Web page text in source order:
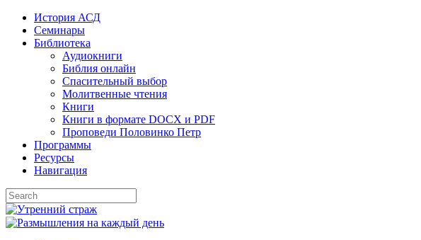
Skip
content
История АСД
Семинары
Библиотека
Аудиокниги
Библия онлайн
Спасительный выбор
Молитвенные чтения
Книги
Книги в формате DOCX и PDF
Проповеди Половинко Петр
Программы
Ресурсы
Навигация